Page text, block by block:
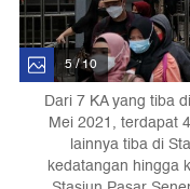
5 / 10
Dari 7 KA yang tiba
Mei 2021, terdapat
lainnya tiba di
kedatangan hingga